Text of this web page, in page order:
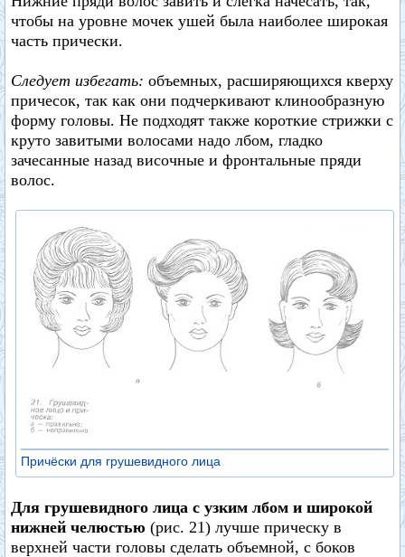
чтобы на уровне мочек ушей была наиболее широкая
часть прически.
Следует избегать: объемных, расширяющихся кверху
причесок, так как они подчеркивают клинообразную
форму головы. Не подходят также короткие стрижки с
круто завитыми волосами надо лбом, гладко
зачесанные назад височные и фронтальные пряди
волос.
Причёски для грушевидного лица
Для грушевидного лица с узким лбом и широкой
нижней челюстью (рис. 21) лучше прическу в
верхней части головы сделать объемной, с боков